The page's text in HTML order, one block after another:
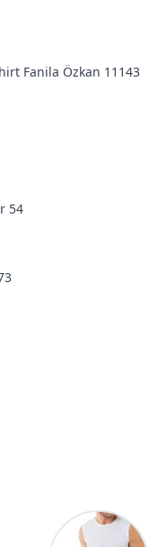
Fanila Özkan 11143
54